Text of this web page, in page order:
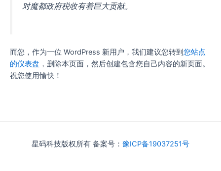
对魔都政府税收有着巨大贡献。
而您，作为一位 WordPress 新用户，我们建议您转到 您站点
的仪表盘 ，删除本页面，然后创建包含您自己内容的新页面。
祝您使用愉快！
星码科技版权所有 备案号： 豫ICP备19037251号